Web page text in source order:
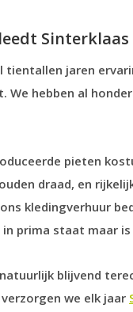
tientallen jaren
We hebben al
pieten
draad, en
kledingverhuur
prima staat maar
blijvend
verzorgen we elk jaar